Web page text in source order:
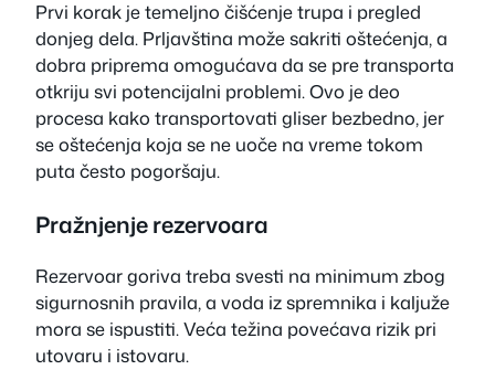
Prvi korak je temeljno čišćenje trupa i pregled
donjeg dela. Prljavština može sakriti oštećenja, a
dobra priprema omogućava da se pre transporta
otkriju svi potencijalni problemi. Ovo je deo
procesa kako transportovati gliser bezbedno, jer
se oštećenja koja se ne uoče na vreme tokom
puta često pogoršaju.
Pražnjenje rezervoara
Rezervoar goriva treba svesti na minimum zbog
sigurnosnih pravila, a voda iz spremnika i kaljuže
mora se ispustiti. Veća težina povećava rizik pri
utovaru i istovaru.